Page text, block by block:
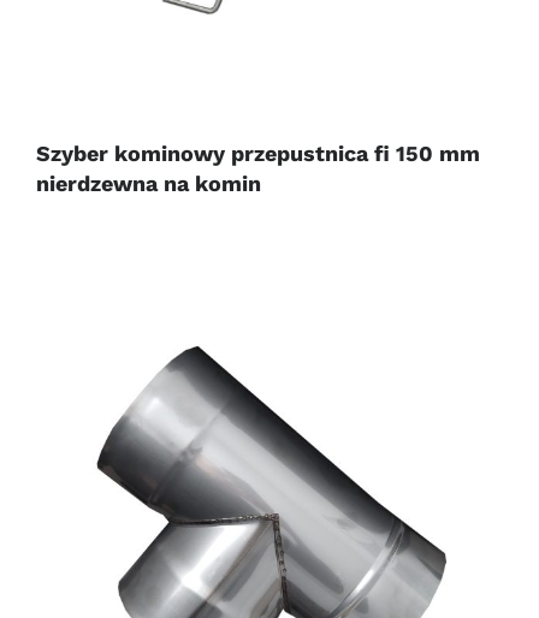
Szyber kominowy przepustnica fi 150 mm
nierdzewna na komin